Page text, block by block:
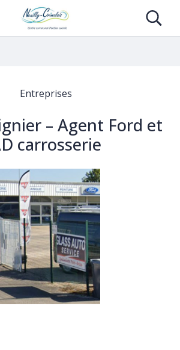
Entreprises
– Agent Ford et
carrosserie